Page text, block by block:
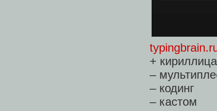
+ кириллица
–
– кодинг
– кастом